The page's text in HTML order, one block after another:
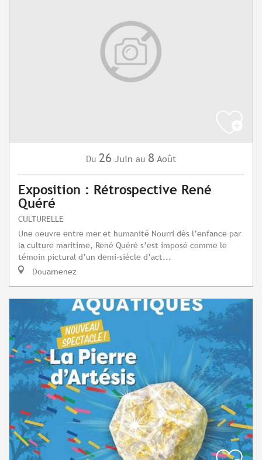
Du 26 Juin au 8 Août
Exposition : Rétrospective René
Quéré
CULTURELLE
Une oeuvre entre mer et humanité Nourri dès l’enfance par
la culture maritime, René Quéré s’est imposé comme le
témoin pictural d’un demi-siècle d’act...
Douarnenez